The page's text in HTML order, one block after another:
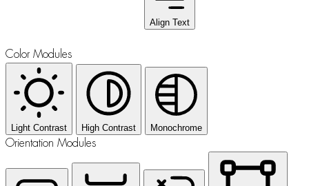
Align Text
Color Modules
Light Contrast High Contrast Monochrome
Orientation Modules